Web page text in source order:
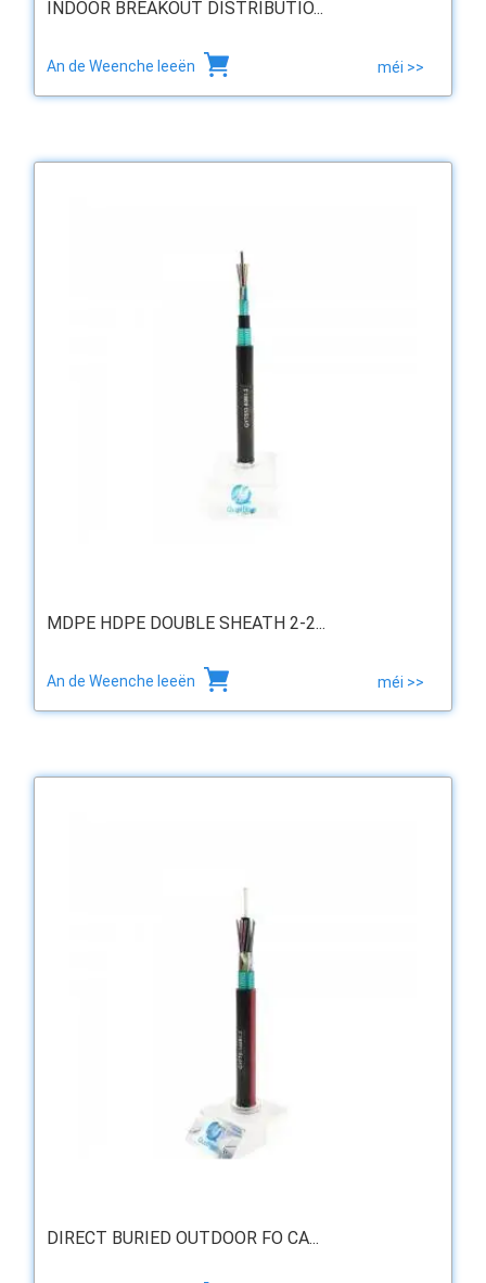
INDOOR BREAKOUT DISTRIBUTIO...
An de Weenche leeën méi >>
MDPE HDPE DOUBLE SHEATH 2-2...
An de Weenche leeën méi >>
DIRECT BURIED OUTDOOR FO CA...